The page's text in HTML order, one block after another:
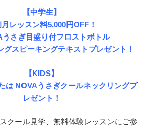
【中学生】
レッスン料5,000円OFF！
さぎ目盛り付フロストボトル
グスピーキングテキストプレゼント！
【KIDS】
は NOVAうさぎクールネックリングプ
レゼント！
クール見学、無料体験レッスンにご参